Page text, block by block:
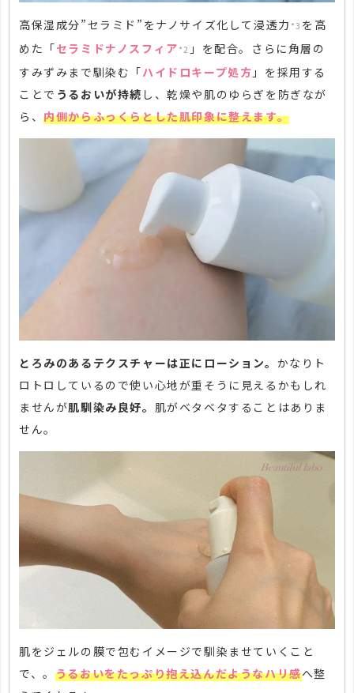
高保湿成分”セラミド”をナノサイズ化して浸透力 *3 を高
めた「セラミドナノスフィア *2 」を配合。さらに 角層の
すみずみまで馴染む「ハイドロキープ処方 」を採用する
ことで うるおいが持続 し、乾燥や肌のゆらぎを防ぎなが
ら、内側からふっくらとした肌印象に整えます。
とろみのあるテクスチャーは正にローション。 かなりト
ロトロしているので使い心地が重そうに見えるかもしれ
ませんが肌馴染み良好。 肌がベタベタすることはありま
せん。
肌をジェルの膜で包むイメージで馴染ませていくこと
で、。 うるおいをたっぷり抱え込んだようなハリ感へ整